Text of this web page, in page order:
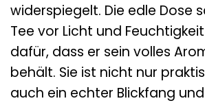
widerspiegelt. Die edle Dose
Tee vor Licht und
dafür, dass er sein volles
behält. Sie ist nicht nur
auch ein echter Blickfang